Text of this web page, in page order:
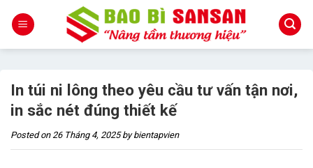
In túi ni lông theo yêu cầu tư vấn tận nơi,
in sắc nét đúng thiết kế
Posted on26 Tháng 4, 2025bybientapvien